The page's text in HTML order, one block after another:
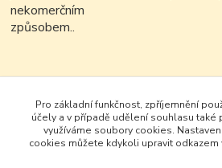
nekomerčním
způsobem..
Pro základní funkčnost, zpříjemnění
účely a v případě udělení souhlasu také
využíváme soubory cookies.
cookies můžete kdykoli upravit